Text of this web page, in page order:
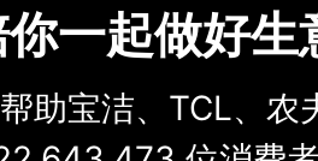
一起做好生
助宝洁、TCL、农